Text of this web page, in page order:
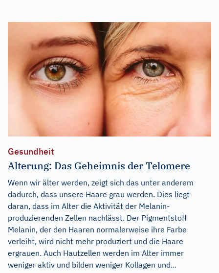
Gesundheit
Alterung: Das Geheimnis der Telomere
Wenn wir älter werden, zeigt sich das unter anderem
dadurch, dass unsere Haare grau werden. Dies liegt
daran, dass im Alter die Aktivität der Melanin-
produzierenden Zellen nachlässt. Der Pigmentstoff
Melanin, der den Haaren normalerweise ihre Farbe
verleiht, wird nicht mehr produziert und die Haare
ergrauen. Auch Hautzellen werden im Alter immer
weniger aktiv und bilden weniger Kollagen und...